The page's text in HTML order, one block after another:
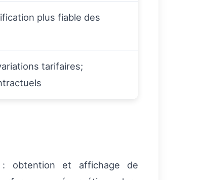
plus fiable des
tarifaires;
: obtention et affichage de